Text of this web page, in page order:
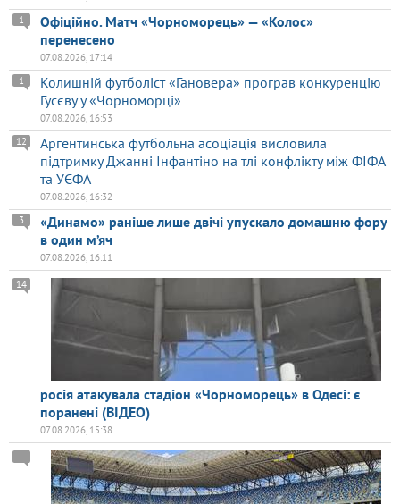
Офіційно. Матч «Чорноморець» — «Колос»
перенесено
1
07.08.2026, 17:14
Колишній футболіст «Гановера» програв конкуренцію
Гусєву у «Чорноморці»
1
07.08.2026, 16:53
Аргентинська футбольна асоціація висловила
підтримку Джанні Інфантіно на тлі конфлікту між ФІФА
та УЄФА
12
07.08.2026, 16:32
«Динамо» раніше лише двічі упускало домашню фору
в один м’яч
3
07.08.2026, 16:11
росія атакувала стадіон «Чорноморець» в Одесі: є
поранені (ВІДЕО)
14
07.08.2026, 15:38